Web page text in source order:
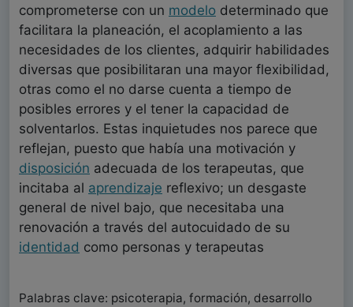
comprometerse con un modelo determinado que
facilitara la planeación, el acoplamiento a las
necesidades de los clientes, adquirir habilidades
diversas que posibilitaran una mayor flexibilidad,
otras como el no darse cuenta a tiempo de
posibles errores y el tener la capacidad de
solventarlos. Estas inquietudes nos parece que
reflejan, puesto que había una motivación y
disposición adecuada de los terapeutas, que
incitaba al aprendizaje reflexivo; un desgaste
general de nivel bajo, que necesitaba una
renovación a través del autocuidado de su
identidad como personas y terapeutas
Palabras clave: psicoterapia, formación, desarrollo